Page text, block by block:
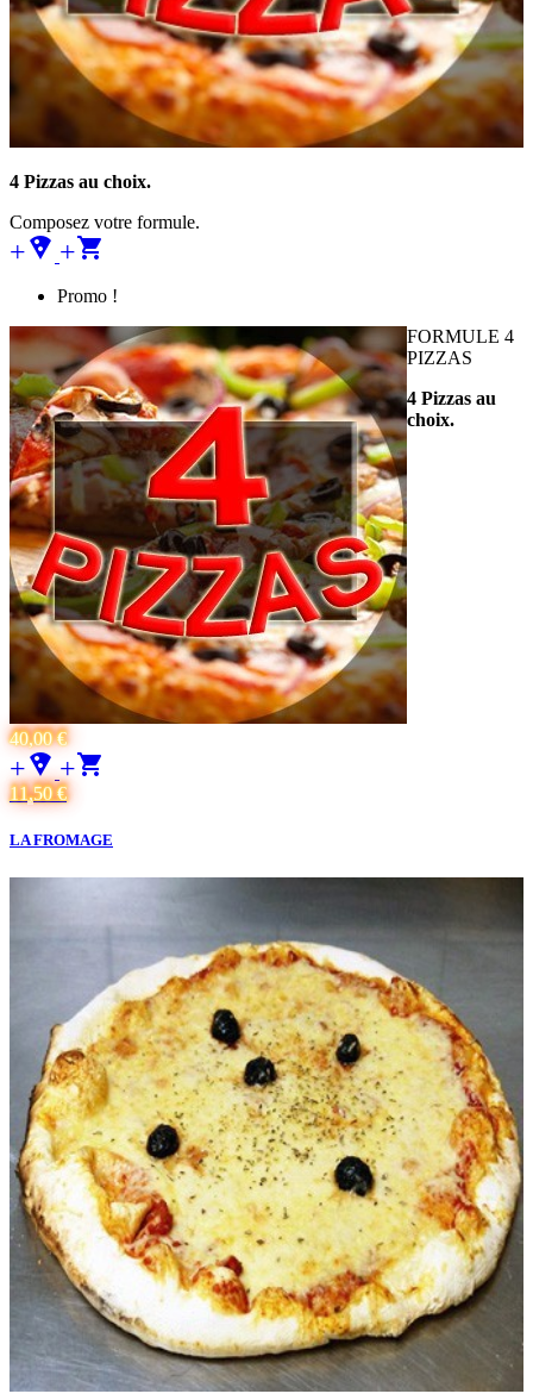
4 Pizzas au choix.
Composez votre formule.
+local_pizza +
Promo !
FORMULE 4
PIZZAS
4 Pizzas au
choix.
40,00 €
+local_pizza +
11,50 €
LA FROMAGE